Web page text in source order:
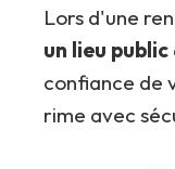
Lors d'une
un lieu public
confiance de
rime avec